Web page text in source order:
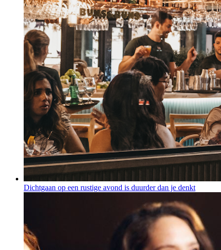
Dichtgaan op een rustige avond is duurder dan je denkt